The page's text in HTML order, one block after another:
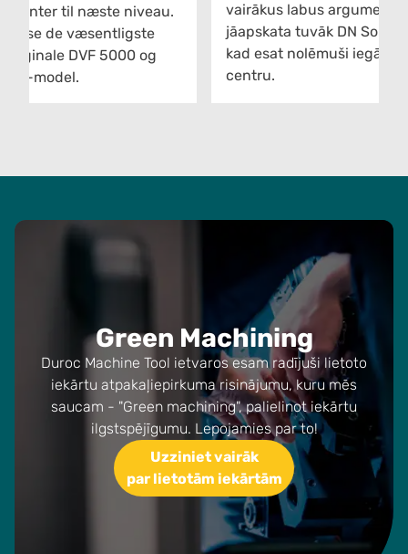
til næste niveau.
de væsentligste
DVF 5000 og
model.
vairākus labus
jāapskata tuvāk DN
kad esat nolēmuši
centru.
Green Machining
Duroc Machine Tool ietvaros esam radījuši lietoto
iekārtu atpakaļiepirkuma risinājumu, kuru mēs
saucam - "Green machining", palielinot iekārtu
ilgstspējīgumu. Lepojamies par to!
Uzziniet vairāk
par lietotām iekārtām